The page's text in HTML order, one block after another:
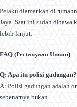
Pelaku diamankan di
Jaya. Saat ini sudah dibawa
lebih lanjut.
FAQ (Pertanyaan Umum)
Q: Apa itu polisi gadungan?
A: Polisi gadungan adalah
sebenarnya bukan.